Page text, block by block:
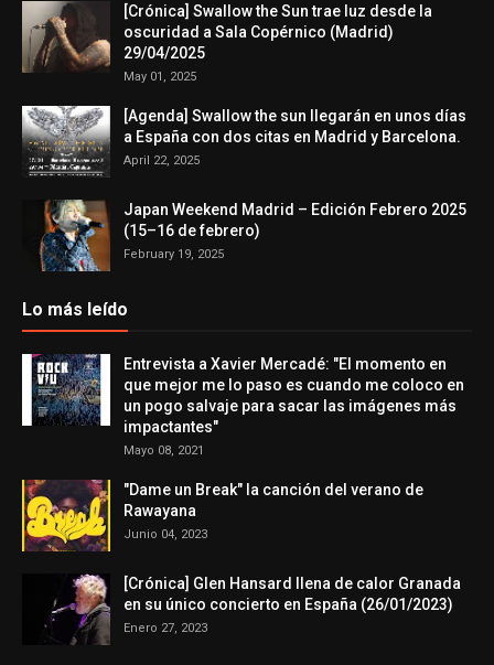
[Crónica] Swallow the Sun trae luz desde la
oscuridad a Sala Copérnico (Madrid)
29/04/2025
May 01, 2025
[Agenda] Swallow the sun llegarán en unos días
a España con dos citas en Madrid y Barcelona.
April 22, 2025
Japan Weekend Madrid – Edición Febrero 2025
(15–16 de febrero)
February 19, 2025
Lo más leído
Entrevista a Xavier Mercadé: "El momento en
que mejor me lo paso es cuando me coloco en
un pogo salvaje para sacar las imágenes más
impactantes"
Mayo 08, 2021
"Dame un Break" la canción del verano de
Rawayana
Junio 04, 2023
[Crónica] Glen Hansard llena de calor Granada
en su único concierto en España (26/01/2023)
Enero 27, 2023